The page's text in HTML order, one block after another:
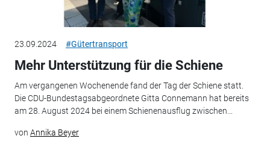
23.09.2024 #Gütertransport
Mehr Unterstützung für die Schiene
Am vergangenen Wochenende fand der Tag der Schiene statt.
Die CDU-Bundestagsabgeordnete Gitta Connemann hat bereits
am 28. August 2024 bei einem Schienenausflug zwischen...
von Annika Beyer